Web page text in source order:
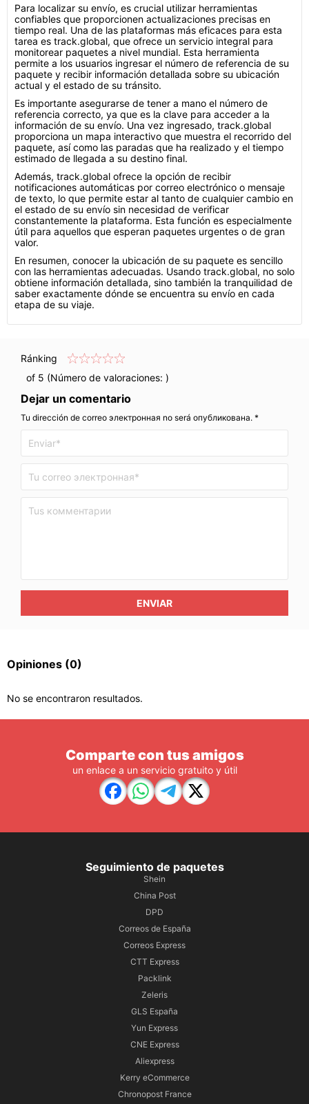
Para localizar su envío, es crucial utilizar herramientas
confiables que proporcionen actualizaciones precisas en
tiempo real. Una de las plataformas más eficaces para esta
tarea es track.global, que ofrece un servicio integral para
monitorear paquetes a nivel mundial. Esta herramienta
permite a los usuarios ingresar el número de referencia de su
paquete y recibir información detallada sobre su ubicación
actual y el estado de su tránsito.
Es importante asegurarse de tener a mano el número de
referencia correcto, ya que es la clave para acceder a la
información de su envío. Una vez ingresado, track.global
proporciona un mapa interactivo que muestra el recorrido del
paquete, así como las paradas que ha realizado y el tiempo
estimado de llegada a su destino final.
Además, track.global ofrece la opción de recibir
notificaciones automáticas por correo electrónico o mensaje
de texto, lo que permite estar al tanto de cualquier cambio en
el estado de su envío sin necesidad de verificar
constantemente la plataforma. Esta función es especialmente
útil para aquellos que esperan paquetes urgentes o de gran
valor.
En resumen, conocer la ubicación de su paquete es sencillo
con las herramientas adecuadas. Usando track.global, no solo
obtiene información detallada, sino también la tranquilidad de
saber exactamente dónde se encuentra su envío en cada
etapa de su viaje.
Ránking
of 5 (Número de valoraciones: )
Dejar un comentario
Tu dirección de correo электронная no será опубликована. *
ENVIAR
Opiniones (0)
No se encontraron resultados.
Comparte con tus amigos
un enlace a un servicio gratuito y útil
Seguimiento de paquetes
Shein
China Post
DPD
Correos de España
Correos Express
CTT Express
Packlink
Zeleris
GLS España
Yun Express
CNE Express
Aliexpress
Kerry eCommerce
Chronopost France